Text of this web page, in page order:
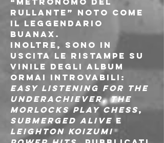
rullante” noto come
il leggendario
Buanax .
Inoltre, sono in
uscita le ristampe su
vinile degli album
ormai introvabili:
Easy Listening For The
Underachiever, The
Morlocks Play Chess,
Submerged Alive e
Leighton Koizumi